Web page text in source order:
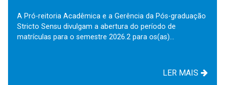
A Pró-reitoria Acadêmica e a Gerência da Pós-graduação
Stricto Sensu divulgam a abertura do período de
matrículas para o semestre 2026.2 para os(as)...
LER MAIS